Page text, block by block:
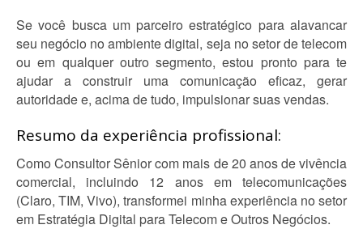
Se você busca um parceiro estratégico para alavancar
seu negócio no ambiente digital, seja no setor de telecom
ou em qualquer outro segmento, estou pronto para te
ajudar a construir uma comunicação eficaz, gerar
autoridade e, acima de tudo, impulsionar suas vendas.
Resumo da experiência profissional:
Como Consultor Sênior com mais de 20 anos de vivência
comercial, incluindo 12 anos em telecomunicações
(Claro, TIM, Vivo), transformei minha experiência no setor
em Estratégia Digital para Telecom e Outros Negócios.